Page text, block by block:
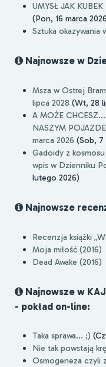
UMYSŁ JAK
(Pon, 16 marca
Sztuka okazywania
Najnowsze w
Msza w Ostrej
lipca 2028 (Wt, 28
A MOŻE
NASZYM
marca 2026 (Sob, 7
Gadoidy z
wpis w Dzienniku
lutego 2026)
Najnowsze
Recenzja książki
Moja miłość (2016)
Dead Awake (2016)
Najnowsze w
- pokład on-line:
Taka sprawa... ;)
Nie tak powstają
Osmogeneza czyli